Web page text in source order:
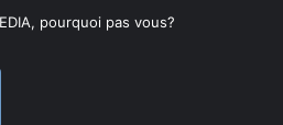
pourquoi pas vous?